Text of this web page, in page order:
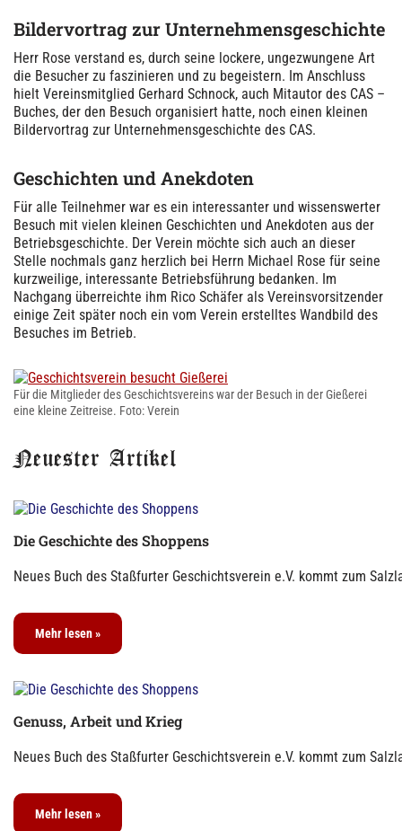
Bildervortrag zur Unternehmensgeschichte
Herr Rose verstand es, durch seine lockere, ungezwungene Art
die Besucher zu faszinieren und zu begeistern. Im Anschluss
hielt Vereinsmitglied Gerhard Schnock, auch Mitautor des CAS –
Buches, der den Besuch organisiert hatte, noch einen kleinen
Bildervortrag zur Unternehmensgeschichte des CAS.
Geschichten und Anekdoten
Für alle Teilnehmer war es ein interessanter und wissenswerter
Besuch mit vielen kleinen Geschichten und Anekdoten aus der
Betriebsgeschichte. Der Verein möchte sich auch an dieser
Stelle nochmals ganz herzlich bei Herrn Michael Rose für seine
kurzweilige, interessante Betriebsführung bedanken. Im
Nachgang überreichte ihm Rico Schäfer als Vereinsvorsitzender
einige Zeit später noch ein vom Verein erstelltes Wandbild des
Besuches im Betrieb.
Für die Mitglieder des Geschichtsvereins war der Besuch in der Gießerei
eine kleine Zeitreise. Foto: Verein
Neuester Artikel
Die Geschichte des Shoppens
Neues Buch des Staßfurter Geschichtsverein e.V. kommt zum
Mehr lesen »
Genuss, Arbeit und Krieg
Neues Buch des Staßfurter Geschichtsverein e.V. kommt zum
Mehr lesen »